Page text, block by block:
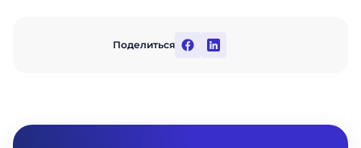
Поделиться
Название компании